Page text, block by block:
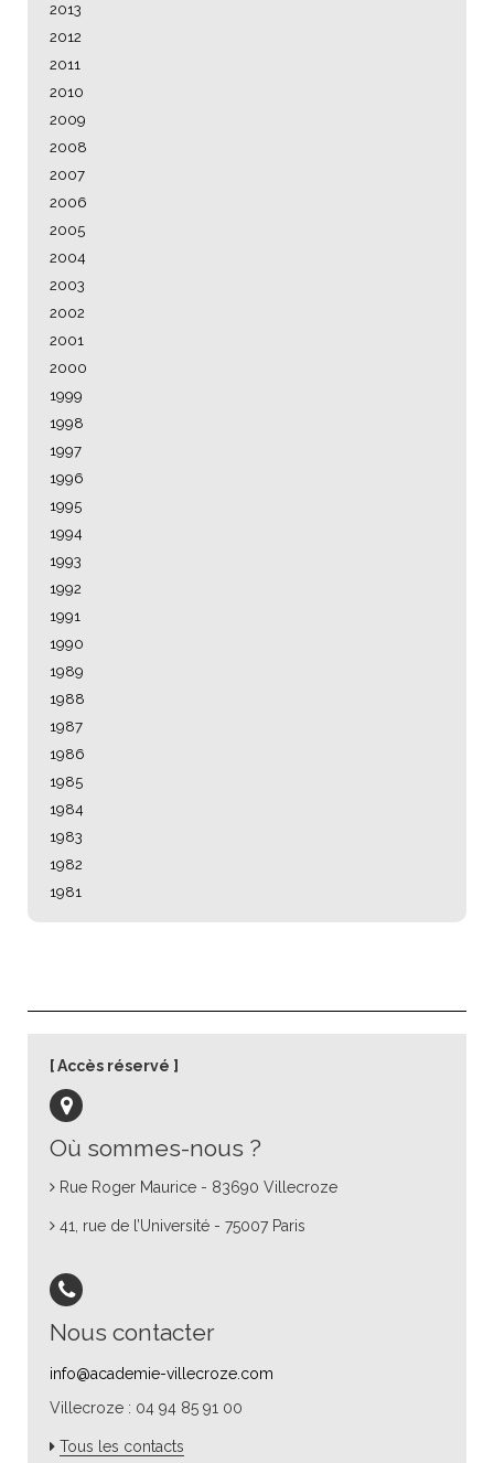
2013
2012
2011
2010
2009
2008
2007
2006
2005
2004
2003
2002
2001
2000
1999
1998
1997
1996
1995
1994
1993
1992
1991
1990
1989
1988
1987
1986
1985
1984
1983
1982
1981
Où sommes-nous ?
Rue Roger Maurice - 83690 Villecroze
41, rue de l’Université - 75007 Paris
Nous contacter
info@academie-villecroze.com
Villecroze : 04 94 85 91 00
Tous les contacts
Accès réservé